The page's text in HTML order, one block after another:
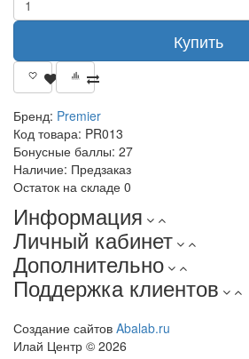
Купить
Бренд: Premier
Код товара: PR013
Бонусные баллы: 27
Наличие: Предзаказ
Остаток на складе 0
Информация
Личный кабинет
Дополнительно
Поддержка клиентов
Создание сайтов Abalab.ru
Илай Центр © 2026